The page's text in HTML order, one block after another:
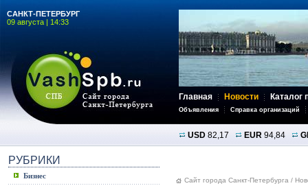
САНКТ-ПЕТЕРБУРГ
09 августа | 14:33
Главная Новости Каталог
Объявления Справка организаций
USD 82,17 EUR 94,84
РУБРИКИ
Бизнес
Сайт города Санкт-Петербурга /